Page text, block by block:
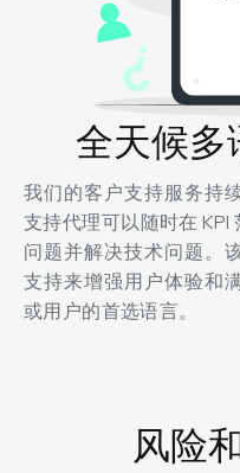
全天候多
我们的客户支持服务持
支持代理可以随时在
问题并解决技术问题。
支持来增强用户体验和
或用户的首选语言。
风险